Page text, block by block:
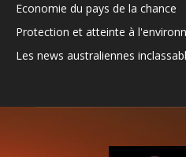
Economie du pays de la chance
Protection et atteinte à
Les news australiennes